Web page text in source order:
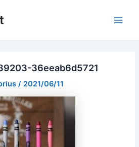
36eeab6d5721
/ 2021/06/11